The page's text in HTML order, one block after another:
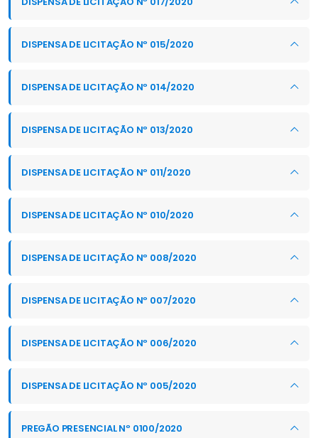
DISPENSA DE LICITAÇÃO Nº 015/2020
DISPENSA DE LICITAÇÃO Nº 014/2020
DISPENSA DE LICITAÇÃO Nº 013/2020
DISPENSA DE LICITAÇÃO Nº 011/2020
DISPENSA DE LICITAÇÃO Nº 010/2020
DISPENSA DE LICITAÇÃO Nº 008/2020
DISPENSA DE LICITAÇÃO Nº 007/2020
DISPENSA DE LICITAÇÃO Nº 006/2020
DISPENSA DE LICITAÇÃO Nº 005/2020
PREGÃO PRESENCIAL Nº 0100/2020